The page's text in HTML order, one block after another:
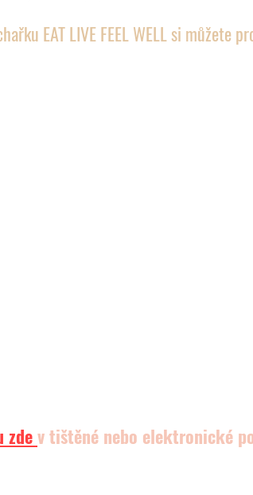
EAT LIVE FEEL WELL si můžete
zde v tištěné nebo elektronické